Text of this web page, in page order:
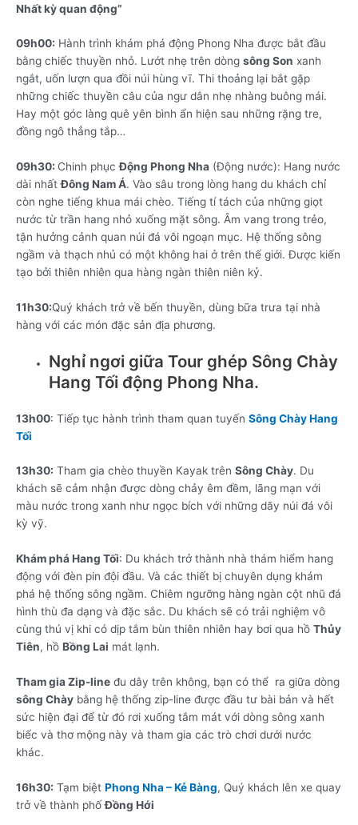
Nhất kỳ quan động”
09h00: Hành trình khám phá động Phong Nha được bắt đầu
bằng chiếc thuyền nhỏ. Lướt nhẹ trên dòng sông Son xanh
ngắt, uốn lượn qua đồi núi hùng vĩ. Thi thoảng lại bắt gặp
những chiếc thuyền câu của ngư dân nhẹ nhàng buông mái.
Hay một góc làng quê yên bình ẩn hiện sau những rặng tre,
đồng ngô thẳng tắp…
09h30: Chinh phụcĐộng Phong Nha (Động nước): Hang nước
dài nhấtĐông Nam Á. Vào sâu trong lòng hang du khách chỉ
còn nghe tiếng khua mái chèo. Tiếng tí tách của những giọt
nước từ trần hang nhỏ xuống mặt sông. Âm vang trong trẻo,
tận hưởng cảnh quan núi đá vôi ngoạn mục. Hệ thống sông
ngầm và thạch nhủ có một không hai ở trên thế giới. Được kiến
tạo bởi thiên nhiên qua hàng ngàn thiên niên kỷ.
11h30:Quý khách trở về bến thuyền, dùng bữa trưa tại nhà
hàng với các món đặc sản địa phương.
Nghỉ ngơi giữa Tour ghép Sông Chày
Hang Tối động Phong Nha.
13h00: Tiếp tục hành trình tham quan tuyến Sông Chày Hang
Tối
13h30: Tham gia chèo thuyền Kayak trên Sông Chày. Du
khách sẽ cảm nhận được dòng chảy êm đềm, lãng mạn với
màu nước trong xanh như ngọc bích với những dãy núi đá vôi
kỳ vỹ.
Khám phá Hang Tối: Du khách trở thành nhà thám hiểm hang
động với đèn pin đội đầu. Và các thiết bị chuyên dụng khám
phá hệ thống sông ngầm. Chiêm ngưỡng hàng ngàn cột nhũ đá
hình thù đa dạng và đặc sắc. Du khách sẽ có trải nghiệm vô
cùng thú vị khi có dịp tắm bùn thiên nhiên hay bơi qua hồ Thủy
Tiên, hồ Bồng Lai mát lạnh.
Tham gia Zip-line đu dây trên không, bạn có thể ra giữa dòng
sông Chày bằng hệ thống zip-line được đầu tư bài bản và hết
sức hiện đại để từ đó rơi xuống tắm mát với dòng sông xanh
biếc và thơ mộng này và tham gia các trò chơi dưới nước
khác.
16h30: Tạm biệt Phong Nha – Kẻ Bàng, Quý khách lên xe quay
trở về thành phốĐồng Hới